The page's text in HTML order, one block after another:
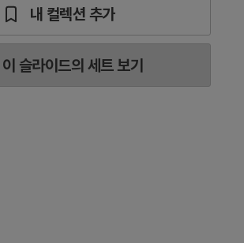
내 컬렉션 추가
이 슬라이드의 세트 보기